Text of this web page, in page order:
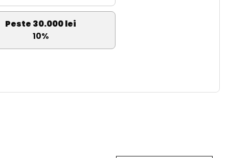
Peste 30.000 lei
10%